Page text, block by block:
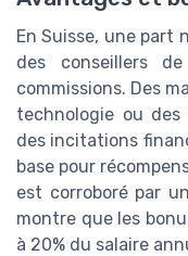
En Suisse, une part
des conseillers
commissions. Des
technologie ou
des incitations
base pour
est corroboré par
montre que les
à 20% du salaire